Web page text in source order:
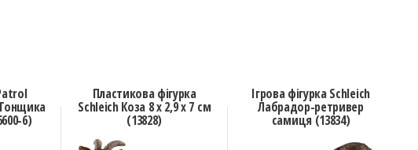
6)
Пластикова фігурка
Schleich Коза 8 х 2,9 х 7 см
(13828)
Ігрова фігурка Schleich
Лабрадор-ретривер
самиця (13834)